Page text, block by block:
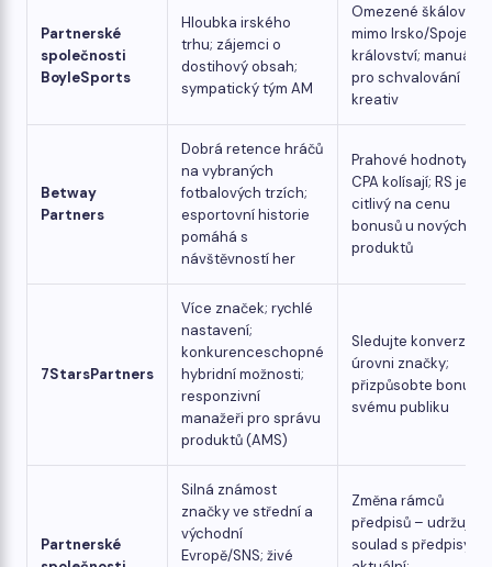
Partnerské
společnosti
BoyleSports
Hloubka irského
trhu; zájemci o
dostihový obsah;
sympatický tým AM
Omezené škálování
mimo Irsko/Spojené
království; manuál
pro schvalování
kreativ
Betway
Partners
Dobrá retence hráčů
na vybraných
fotbalových trzích;
esportovní historie
pomáhá s
návštěvností her
Prahové hodnoty
CPA kolísají; RS je
citlivý na cenu
bonusů u nových
produktů
7StarsPartners
Více značek; rychlé
nastavení;
konkurenceschopné
hybridní možnosti;
responzivní
manažeři pro správu
produktů (AMS)
Sledujte konverzi na
úrovni značky;
přizpůsobte bonusy
svému publiku
Partnerské
Silná známost
značky ve střední a
východní
Evropě/SNS; živé
Změna rámců
předpisů – udržujte
soulad s předpisy